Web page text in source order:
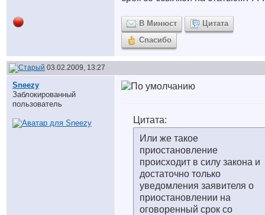
В Минюст
Цитата
Спасибо
03.02.2009, 13:27
Sneezy
Заблокированный
пользователь
Цитата:
Или же такое
приостановление
происходит в силу закона и
достаточно только
уведомления заявителя о
приостановлении на
оговоренный срок со